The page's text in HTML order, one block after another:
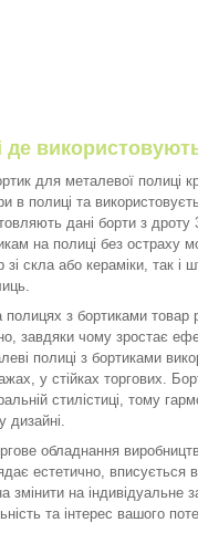
де
для металевої полиці
в полиці та
дані борти з
на полиці без остраху
зі скла або кераміки, так і
з бортиками товар
завдяки чому зростає
полиці з бортиками
у стійках торгових.
стилістиці, тому
дизайні.
обладнання
естетично, вписується
змінити на індивідуальне
та інтерес вашого